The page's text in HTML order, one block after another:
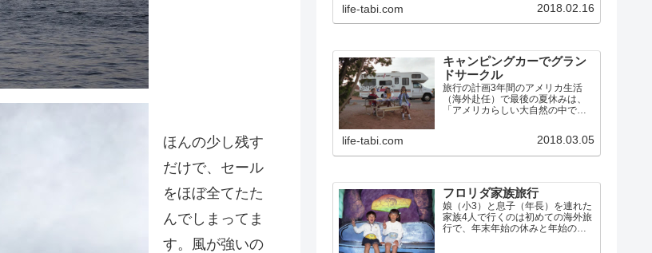
ほんの少し残す
だけで、セール
をほぼ全てたた
んでしまってま
す。風が強いの
歩いたりして、安宿を探しながら
の旅をしてみたくなりました。そ
life-tabi.com 2018.02.16
キャンピングカーでグラン
ドサークル
旅行の計画3年間のアメリカ生活
（海外赴任）で最後の夏休みは、
「アメリカらしい大自然の中でア
ランドサークル」を巡ることにし
ました。グランドサークルとは、
life-tabi.com 2018.03.05
フロリダ家族旅行
娘（小3）と息子（年長）を連れた
家族4人で行くのは初めての海外旅
行で、年末年始の休みと年始のラ